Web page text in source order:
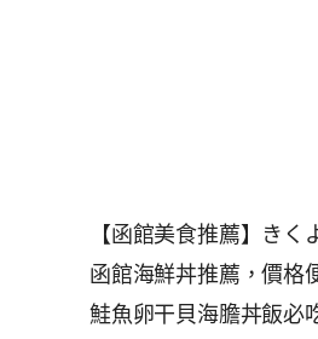
【函館美食推薦】きく
函館海鮮丼推薦，價格
鮭魚卵干貝海膽丼飯必